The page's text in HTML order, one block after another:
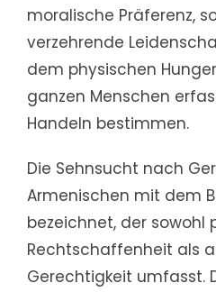
moralische Präferenz,
verzehrende
dem physischen
ganzen Menschen
Handeln bestimmen.
Die Sehnsucht nach
Armenischen mit dem
bezeichnet, der sowohl
Rechtschaffenheit als
Gerechtigkeit umfasst.